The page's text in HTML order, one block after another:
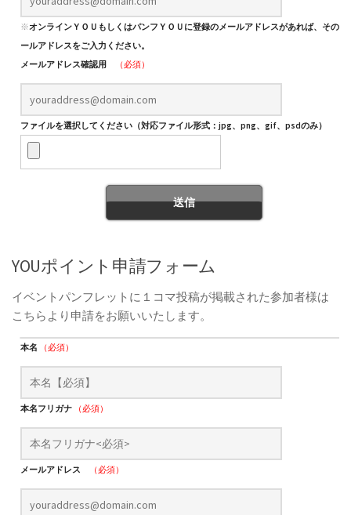
※オンラインＹＯＵもしくはパンフＹＯＵに登録のメールアドレスがあれば、そのメ
ールアドレスをご入力ください。
メールアドレス確認用
（必須）
ファイルを選択してください（対応ファイル形式：jpg、png、gif、psdのみ）
YOUポイント申請フォーム
イベントパンフレットに１コマ投稿が掲載された参加者様は
こちらより申請をお願いいたします。
本名 （必須）
本名フリガナ （必須）
メールアドレス （必須）